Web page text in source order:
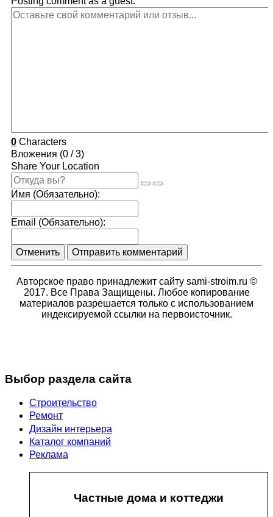
0 Characters
Вложения (0 / 3)
Share Your Location
Имя (Обязательно):
Email (Обязательно):
Отменить Отправить комментарий
Авторское право принадлежит сайту sami-stroim.ru ©
2017. Все Права Защищены. Любое копирование
материалов разрешается только с использованием
индексируемой ссылки на первоисточник.
Выбор раздела сайта
Строительство
Ремонт
Дизайн интерьера
Каталог компаний
Реклама
Частные дома и коттеджи